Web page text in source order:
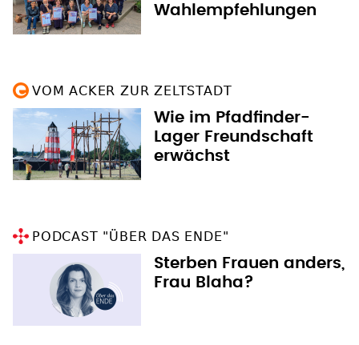
Wahlempfehlungen
VOM ACKER ZUR ZELTSTADT
Wie im Pfadfinder-
Lager Freundschaft
erwächst
PODCAST "ÜBER DAS ENDE"
Sterben Frauen anders,
Frau Blaha?